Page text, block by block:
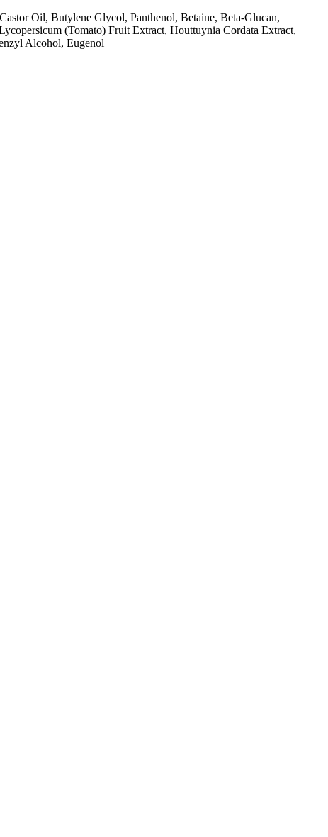
Oil, Butylene Glycol, Panthenol, Betaine, Beta-Glucan,
(Tomato) Fruit Extract, Houttuynia Cordata Extract,
Alcohol, Eugenol